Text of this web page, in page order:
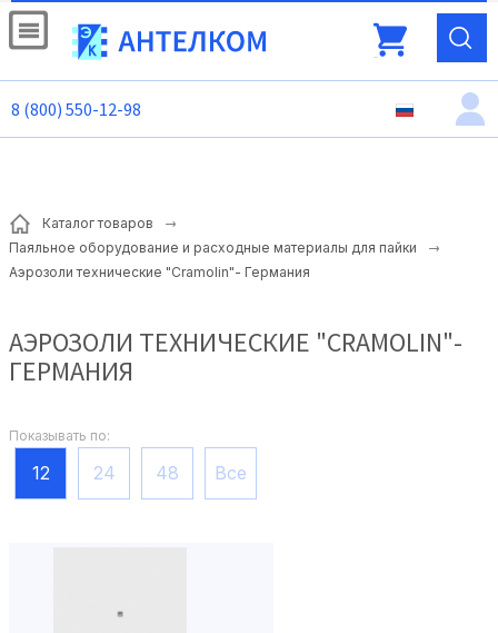
8 (800) 550-12-98
Каталог товаров
Паяльное оборудование и расходные материалы для пайки
Аэрозоли технические "Cramolin"- Германия
АЭРОЗОЛИ ТЕХНИЧЕСКИЕ "CRAMOLIN"-
ГЕРМАНИЯ
Показывать по:
12 24 48 Все